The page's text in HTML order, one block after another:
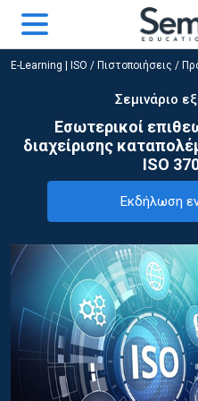
E-Learning ISO / Πιστοποιήσεις /
Σεμινάριο
Εσωτερικοί
διαχείρισης
ISO
Εκδήλωση